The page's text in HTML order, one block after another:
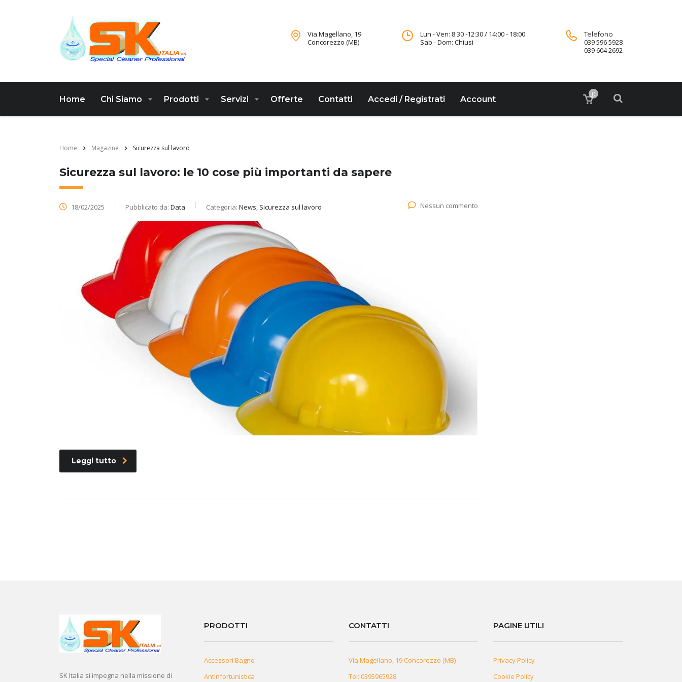
Via Magellano, 19
Concorezzo (MB)
Lun - Ven: 8:30 -12:30 / 14:00 - 18:00
Sab - Dom: Chiusi
Telefono
039 596 5928
039 604 2692
Home Chi Siamo Prodotti Servizi Offerte Contatti Accedi / Registrati Account
0
Home Magazine Sicurezza sul lavoro
Sicurezza sul lavoro: le 10 cose più importanti da sapere
18/02/2025 Pubblicato da: Data Categoria: News, Sicurezza sul lavoro Nessun commento
Leggi tutto
SK Italia si impegna nella missione di
PRODOTTI
Accessori Bagno
Antinfortunistica
CONTATTI
Via Magellano, 19 Concorezzo (MB)
Tel: 0395965928
PAGINE UTILI
Privacy Policy
Cookie Policy